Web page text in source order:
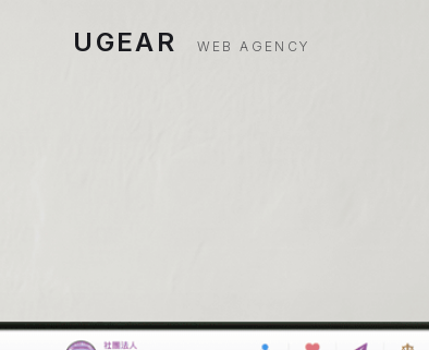
UGEAR WEB AGENCY